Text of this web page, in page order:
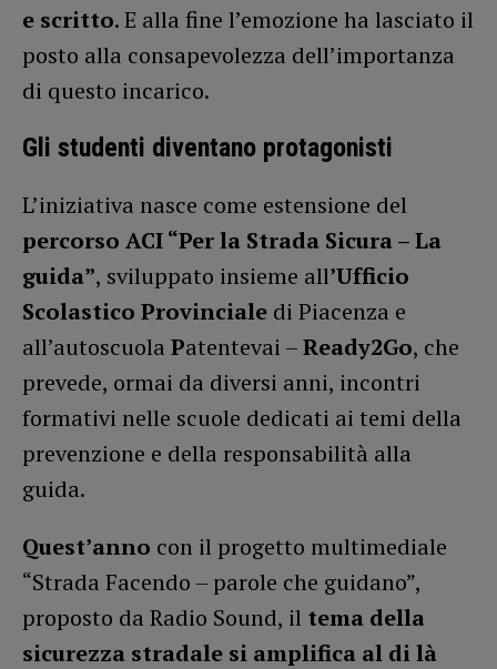
e scritto. E alla fine l’emozione ha lasciato il
posto alla consapevolezza dell’importanza
di questo incarico.
Gli studenti diventano protagonisti
L’iniziativa nasce come estensione del
percorso ACI “Per la Strada Sicura – La
guida”, sviluppato insieme all’Ufficio
Scolastico Provinciale di Piacenza e
all’autoscuola Patentevai –Ready2Go, che
prevede, ormai da diversi anni, incontri
formativi nelle scuole dedicati ai temi della
prevenzione e della responsabilità alla
guida.
Quest’anno con il progetto multimediale
“Strada Facendo – parole che guidano”,
proposto da Radio Sound, il tema della
sicurezza stradale si amplifica al di là